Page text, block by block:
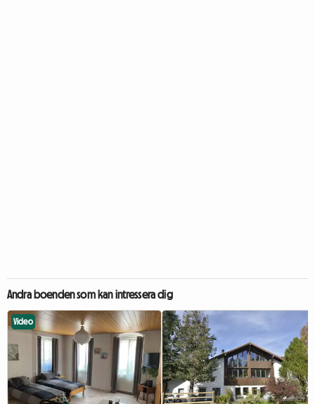
Andra boenden som kan intressera dig
Video